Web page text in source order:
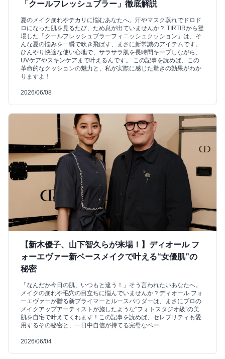
「クールフレッシュブラー」徹底解説
夏のメイク崩れやテカリに悩むあなたへ。汗やマスク蒸れでドロド
ロになった肌を見るたび、ため息が出ていませんか？ TIRTIRから登
場した「クールフレッシュブラーフィニッシュクッション」は、そ
んな夏の悩みを一瞬で吹き飛ばす、まさに新常識のアイテムです。
ひんやり快適な使い心地で、サラサラ肌を長時間キープしながら、
UVケアやスキンケアまで叶えるんです。 この記事を読めば、この
革命的なクッションの魅力と、私が実際に感じた驚きの効果がわか
りますよ！
2026/06/08
【新木優子、山下智久らが来場！】ディオール フ
ォーエヴァー新ベースメイクで叶える“女優肌”の
秘密
「なんだか今日の肌、いつもと違う！」そう言われたいあなたへ。
メイクの崩れや毛穴の目立ちに悩んでいませんか？ディオール フォ
ーエヴァーが贈る新プライマーとルースパウダーは、まさにプロの
メイクアップアーティストが施したような“フォトスタジオ級”の美
肌を自宅で叶えてくれます！この記事を読めば、セレブリティも愛
用するその秘密と、一日中自信が持てる完璧なベー
2026/06/04